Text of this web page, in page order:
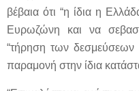
βέβαια ότι “η ίδια η
Ευρωζώνη και να
“τήρηση των δεσμεύσεων
παραμονή στην ίδια